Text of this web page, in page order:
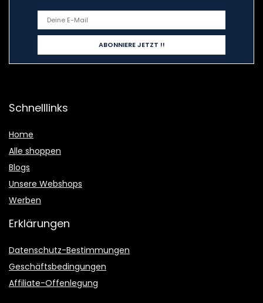
Schnelllinks
Home
Alle shoppen
Blogs
Unsere Webshops
Werben
Erklärungen
Datenschutz-Bestimmungen
Geschäftsbedingungen
Affiliate-Offenlegung